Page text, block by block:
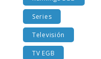
Rankings EGB
Series
Televisión